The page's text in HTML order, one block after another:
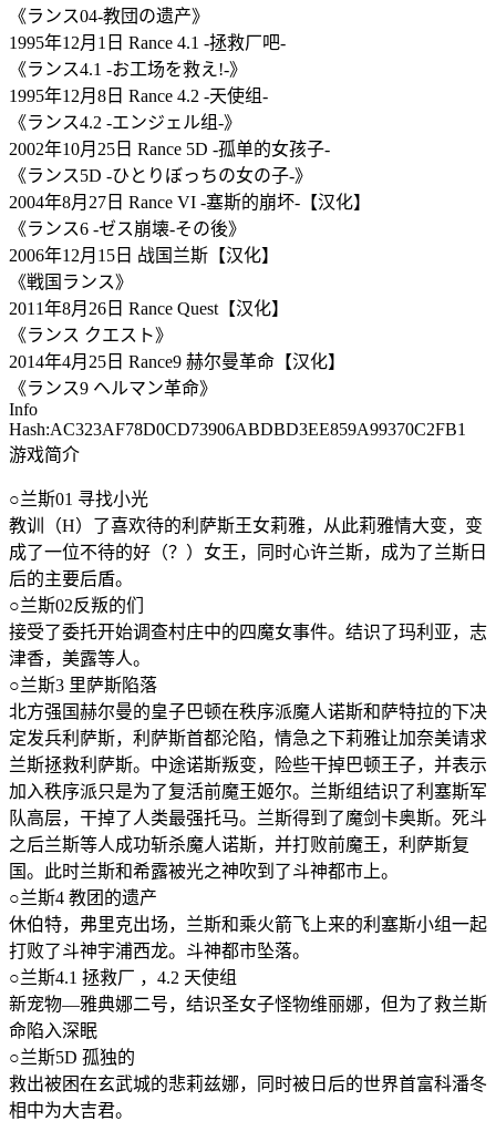
《ランス04-教団の遗产》
1995年12月1日 Rance 4.1 -拯救厂吧-
《ランス4.1 -お工场を救え!-》
1995年12月8日 Rance 4.2 -天使组-
《ランス4.2 -エンジェル组-》
2002年10月25日 Rance 5D -孤单的女孩子-
《ランス5D -ひとりぼっちの女の子-》
2004年8月27日 Rance VI -塞斯的崩坏-【汉化】
《ランス6 -ゼス崩壊-その後》
2006年12月15日 战国兰斯【汉化】
《戦国ランス》
2011年8月26日 Rance Quest【汉化】
《ランス クエスト》
2014年4月25日 Rance9 赫尔曼革命【汉化】
《ランス9 ヘルマン革命》
Info
Hash:AC323AF78D0CD73906ABDBD3EE859A99370C2FB1
游戏简介
○兰斯01 寻找小光
教训（H）了喜欢待的利萨斯王女莉雅，从此莉雅情大变，变
成了一位不待的好（？）女王，同时心许兰斯，成为了兰斯日
后的主要后盾。
○兰斯02反叛的们
接受了委托开始调查村庄中的四魔女事件。结识了玛利亚，志
津香，美露等人。
○兰斯3 里萨斯陷落
北方强国赫尔曼的皇子巴顿在秩序派魔人诺斯和萨特拉的下决
定发兵利萨斯，利萨斯首都沦陷，情急之下莉雅让加奈美请求
兰斯拯救利萨斯。中途诺斯叛变，险些干掉巴顿王子，并表示
加入秩序派只是为了复活前魔王姬尔。兰斯组结识了利塞斯军
队高层，干掉了人类最强托马。兰斯得到了魔剑卡奥斯。死斗
之后兰斯等人成功斩杀魔人诺斯，并打败前魔王，利萨斯复
国。此时兰斯和希露被光之神吹到了斗神都市上。
○兰斯4 教团的遗产
休伯特，弗里克出场，兰斯和乘火箭飞上来的利塞斯小组一起
打败了斗神宇浦西龙。斗神都市坠落。
○兰斯4.1 拯救厂 ，4.2 天使组
新宠物—雅典娜二号，结识圣女子怪物维丽娜，但为了救兰斯
命陷入深眠
○兰斯5D 孤独的
救出被困在玄武城的悲莉兹娜，同时被日后的世界首富科潘冬
相中为大吉君。